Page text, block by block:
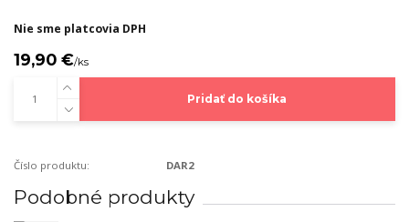
Nie sme platcovia DPH
19,90 €/ks
Pridať do košíka
Číslo produktu: DAR2
Podobné produkty